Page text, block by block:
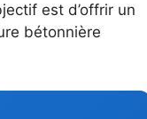
est d’offrir un
bétonnière